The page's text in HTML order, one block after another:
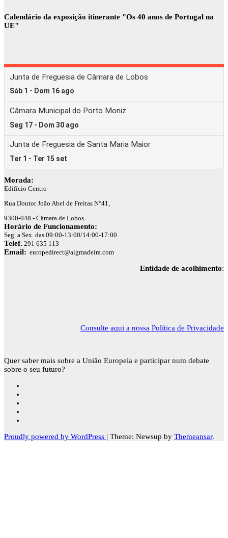
Calendário da exposição itinerante "Os 40 anos de Portugal na
UE"
Morada:
Edifício Centro
Rua Doutor João Abel de Freitas N°41,
9300-048 - Câmara de Lobos
Horário de Funcionamento:
Seg. a Sex. das 09:00-13:00/14:00-17:00
Telef. 291 635 113
Email: europedirect@aigmadeira.com
Entidade de acolhimento:
Consulte aqui a nossa Política de Privacidade
Quer saber mais sobre a União Europeia e participar num debate
sobre o seu futuro?
Proudly powered by WordPress | Theme: Newsup by Themeansar.